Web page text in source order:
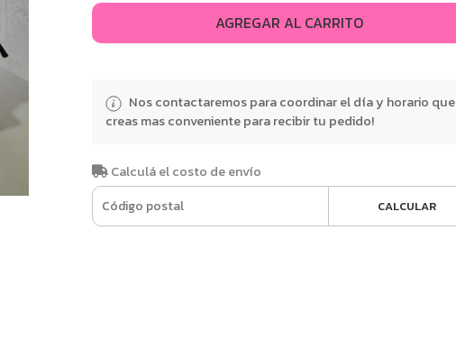
AGREGAR AL CARRITO
Nos contactaremos para coordinar el día y horario que
creas mas conveniente para recibir tu pedido!
Calculá el costo de envío
CALCULAR